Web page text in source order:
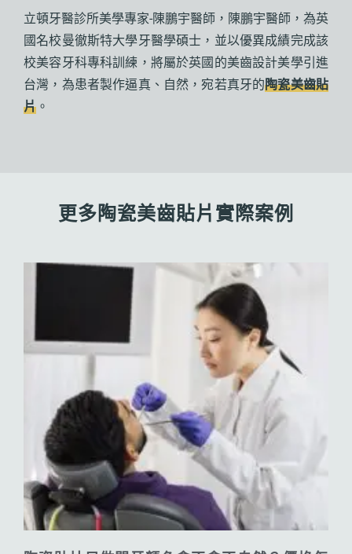
立頓牙醫診所美學專家-陳鵬宇醫師，陳鵬宇醫師，為英
國名校曼徹斯特大學牙醫學碩士，並以優異成績完成該
校美容牙科專科訓練，將屬於英國的美齒設計美學引進
台灣，為患者製作逼真、自然，宛若真牙的陶瓷美齒貼
片 。
更多陶瓷美齒貼片實際案例